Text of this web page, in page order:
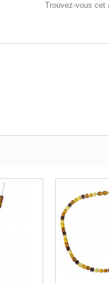
Trouvez-vous cet